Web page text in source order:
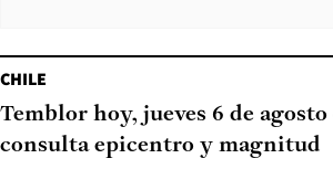
CHILE
Temblor hoy, jueves 6 de
consulta epicentro y magnitud